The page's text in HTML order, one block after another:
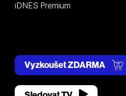
iDNES Premium
Vyzkoušet ZDARMA